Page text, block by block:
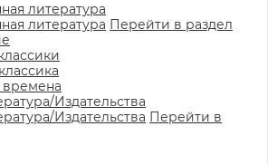
литература
литература Перейти в раздел
времена
Издательства
Издательства Перейти в